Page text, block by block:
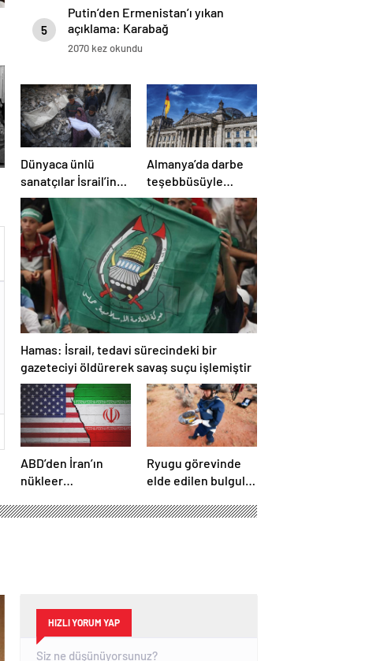
5
Putin’den Ermenistan’ı yıkan
açıklama: Karabağ
Azerbaycan’ın ayrılmaz bir
2070 kez okundu
Dünyaca ünlü
sanatçılar İsrail’in
Gazze’deki
soykırımını kınadı
Almanya’da darbe
teşebbüsüyle
suçlanan örgüte ait
dernek yasaklandı
Hamas: İsrail, tedavi sürecindeki bir
gazeteciyi öldürerek savaş suçu işlemiştir
ABD’den İran’ın
nükleer
yönelik yeni
Ryugu görevinde
elde edilen bulgular
asteroitlerce
HIZLI YORUM YAP